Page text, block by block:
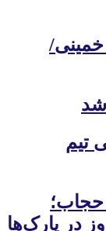
شد
تیم
حجاب؛
در پارک‌ها